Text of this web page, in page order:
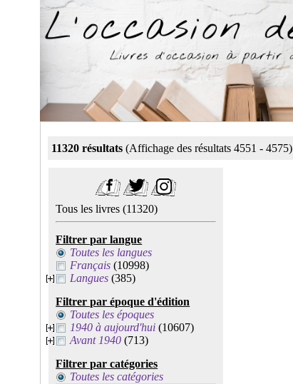
11320 résultats (Affichage des résultats 4551 - 4575)
Tous les livres(11320)
Filtrer par langue
Toutes les langues
Français (10998)
Langues (385)
Filtrer par époque d'édition
Toutes les époques
1940 à aujourd'hui (10607)
Avant 1940 (713)
Filtrer par catégories
Toutes les catégories